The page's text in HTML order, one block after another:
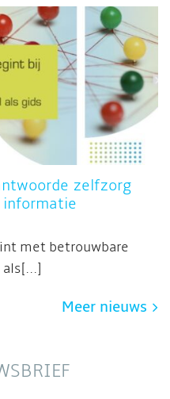
zelfzorg
met betrouwbare
Meer nieuws